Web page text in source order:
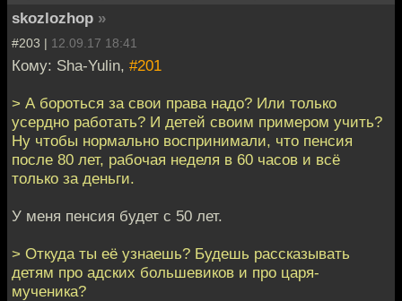
skozlozhop »
#203 | 12.09.17 18:41
Кому: Sha-Yulin, #201
> А бороться за свои права надо? Или только
усердно работать? И детей своим примером учить?
Ну чтобы нормально воспринимали, что пенсия
после 80 лет, рабочая неделя в 60 часов и всё
только за деньги.
У меня пенсия будет с 50 лет.
> Откуда ты её узнаешь? Будешь рассказывать
детям про адских большевиков и про царя-
мученика?